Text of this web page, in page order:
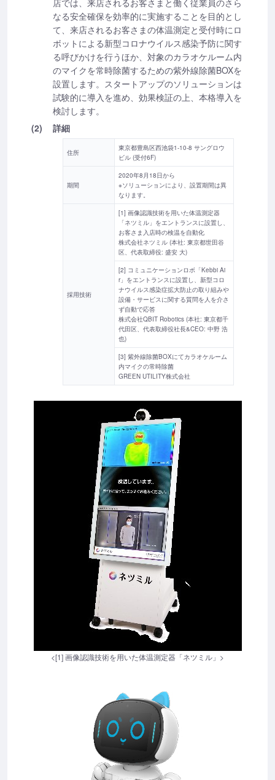
なる安全確保を効率的に実施することを目的とし
て、来店されるお客さまの体温測定と受付時にロ
ボットによる新型コロナウイルス感染予防に関す
る呼びかけを行うほか、対象のカラオケルーム内
のマイクを常時除菌するための紫外線除菌BOXを
設置します。スタートアップのソリューションは
試験的に導入を進め、効果検証の上、本格導入を
検討します。
(2)
詳細
住所
東京都豊島区西池袋1-10-8 サングロウ
ビル (受付6F)
期間
2020年8月18日から
※ソリューションにより、設置期間は異
なります。
採用技術
[1] 画像認識技術を用いた体温測定器
「ネツミル」をエントランスに設置し、
お客さま入店時の検温を自動化
株式会社ネツミル (本社: 東京都世田谷
区、代表取締役: 盛安 大)
[2] コミュニケーションロボ「Kebbi Ai
r」をエントランスに設置し、新型コロ
ナウイルス感染症拡大防止の取り組みや
設備・サービスに関する質問を人を介さ
ず自動で応答
株式会社QBIT Robotics (本社: 東京都千
代田区、代表取締役社長&CEO: 中野 浩
也)
[3] 紫外線除菌BOXにてカラオケルーム
内マイクの常時除菌
GREEN UTILITY株式会社
<[1] 画像認識技術を用いた体温測定器「ネツミル」>